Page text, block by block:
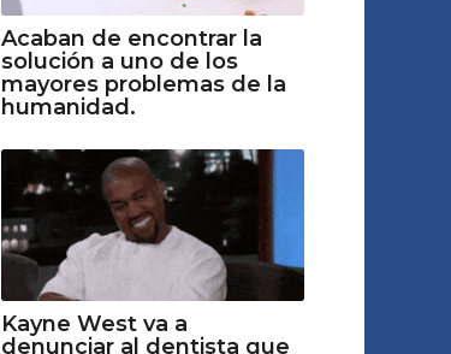
Acaban de encontrar la
solución a uno de los
mayores problemas de la
humanidad.
Kayne West va a
denunciar al dentista que